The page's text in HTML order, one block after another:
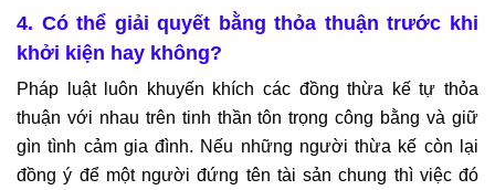
4. Có thể giải quyết bằng thỏa thuận trước khi
khởi kiện hay không?
Pháp luật luôn khuyến khích các đồng thừa kế tự thỏa
thuận với nhau trên tinh thần tôn trọng công bằng và giữ
gìn tình cảm gia đình. Nếu những người thừa kế còn lại
đồng ý để một người đứng tên tài sản chung thì việc đó